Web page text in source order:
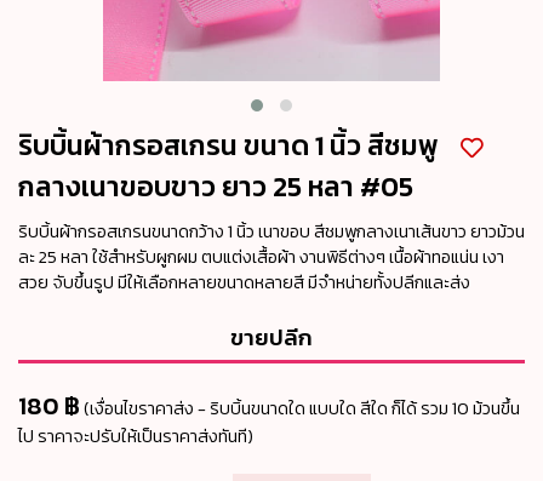
ริบบิ้นผ้ากรอสเกรน ขนาด 1 นิ้ว สีชมพู
กลางเนาขอบขาว ยาว 25 หลา #05
ริบบิ้นผ้ากรอสเกรนขนาดกว้าง 1 นิ้ว เนาขอบ สีชมพูกลางเนาเส้นขาว ยาวม้วน
ละ 25 หลา ใช้สำหรับผูกผม ตบแต่งเสื้อผ้า งานพิธีต่างๆ เนื้อผ้าทอแน่น เงา
สวย จับขึ้นรูป มีให้เลือกหลายขนาดหลายสี มีจำหน่ายทั้งปลีกและส่ง
ขายปลีก
180 ฿(เงื่อนไขราคาส่ง - ริบบิ้นขนาดใด แบบใด สีใด ก็ได้ รวม 10 ม้วนขึ้น
ไป ราคาจะปรับให้เป็นราคาส่งทันที)